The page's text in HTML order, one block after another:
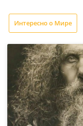
Интересно о Мире